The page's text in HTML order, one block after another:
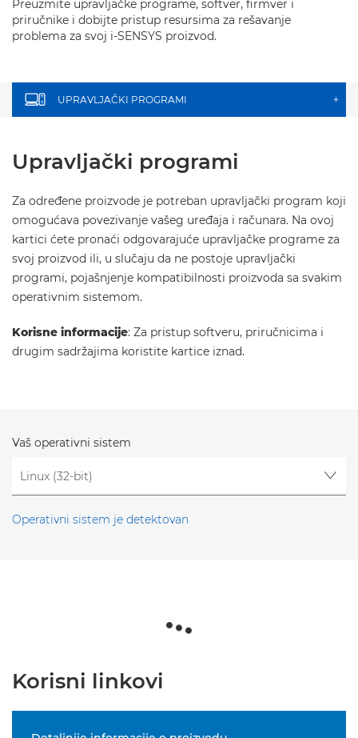
Preuzmite upravljačke programe, softver, firmver i
priručnike i dobijte pristup resursima za rešavanje
problema za svoj i-SENSYS proizvod.
UPRAVLJAČKI PROGRAMI +
Upravljački programi
Za određene proizvode je potreban upravljački program koji
omogućava povezivanje vašeg uređaja i računara. Na ovoj
kartici ćete pronaći odgovarajuće upravljačke programe za
svoj proizvod ili, u slučaju da ne postoje upravljački
programi, pojašnjenje kompatibilnosti proizvoda sa svakim
operativnim sistemom.
Korisne informacije: Za pristup softveru, priručnicima i
drugim sadržajima koristite kartice iznad.
Vaš operativni sistem
Operativni sistem je detektovan
Korisni linkovi